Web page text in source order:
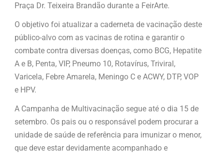
Praça Dr. Teixeira Brandão durante a FeirArte.
O objetivo foi atualizar a caderneta de vacinação deste
público-alvo com as vacinas de rotina e garantir o
combate contra diversas doenças, como BCG, Hepatite
A e B, Penta, VIP, Pneumo 10, Rotavírus, Triviral,
Varicela, Febre Amarela, Meningo C e ACWY, DTP, VOP
e HPV.
A Campanha de Multivacinação segue até o dia 15 de
setembro. Os pais ou o responsável podem procurar a
unidade de saúde de referência para imunizar o menor,
que deve estar devidamente acompanhado e